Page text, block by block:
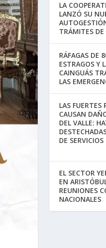
LA
LANZÓ SU
TRÁMITES DE
RÁFAGAS DE
ESTRAGOS Y
CAINGUÁS
LAS
LAS FUERTES
CAUSAN
DEL VALLE:
DE
EL SECTOR
EN
REUNIONES
NACIONALES